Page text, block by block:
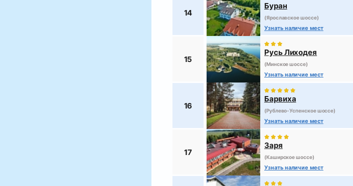
14
Буран
(Ярославское шоссе)
Узнать наличие мест
15
Русь Лиходея
(Минское шоссе)
Узнать наличие мест
16
Барвиха
(Рублево-Успенское шоссе)
Узнать наличие мест
17
Заря
(Каширское шоссе)
Узнать наличие мест